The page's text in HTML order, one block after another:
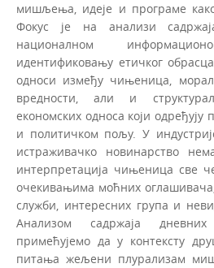
мишљења, идеје и програме
Фокус је на анализи
националном
идентификовању етичког
односи између чињеница,
вредности, али и
економских односа који одређују
и политичком пољу. У
истраживачко новинарство
интерпретација чињеница све
очекивањима моћних
служби, интересних група и
Анализом садржаја
примећујемо да у контексту
питања жељени плурализам